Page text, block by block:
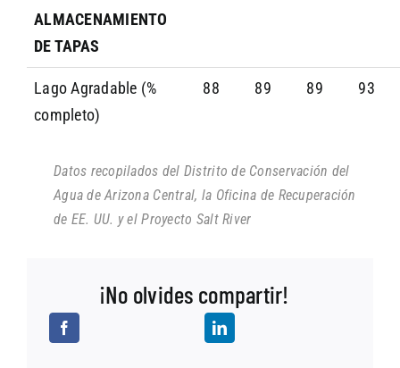
ALMACENAMIENTO
DE TAPAS
Lago Agradable (%
completo)
88 89 89 93
Datos recopilados del Distrito de Conservación del
Agua de Arizona Central, la Oficina de Recuperación
de EE. UU. y el Proyecto Salt River
¡No olvides compartir!